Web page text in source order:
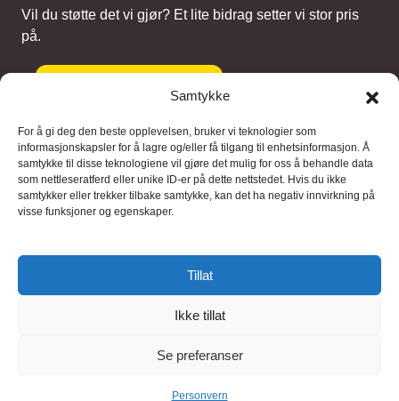
Samtykke
For å gi deg den beste opplevelsen, bruker vi teknologier som
informasjonskapsler for å lagre og/eller få tilgang til enhetsinformasjon. Å
samtykke til disse teknologiene vil gjøre det mulig for oss å behandle data
som nettleseratferd eller unike ID-er på dette nettstedet. Hvis du ikke
samtykker eller trekker tilbake samtykke, kan det ha negativ innvirkning på
visse funksjoner og egenskaper.
Tillat
Ikke tillat
Se preferanser
Personvern
Vil du støtte det vi gjør? Et lite bidrag setter vi stor pris
på.
Gi et bidrag
Samarbeidspartnere
Blaaregn – digitale tjenester